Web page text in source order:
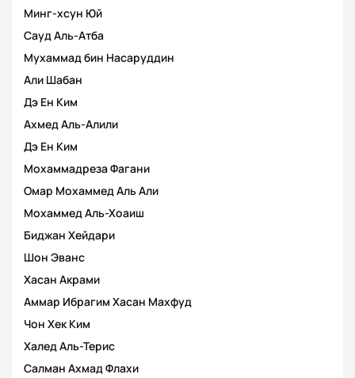
Минг-хсун Юй
Сауд Аль-Атба
Мухаммад бин Насаруддин
Али Шабан
Дэ Ен Ким
Ахмед Аль-Алили
Дэ Ен Ким
Мохаммадреза Фагани
Омар Мохаммед Аль Али
Мохаммед Аль-Хоаиш
Биджан Хейдари
Шон Эванс
Хасан Акрами
Аммар Ибрагим Хасан Махфуд
Чон Хек Ким
Халед Аль-Терис
Салман Ахмад Флахи